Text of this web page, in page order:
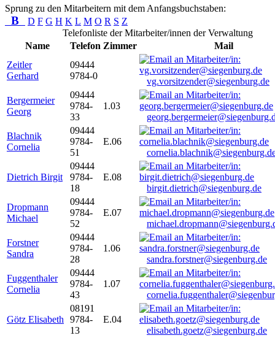
Sprung zu den Mitarbeitern mit dem Anfangsbuchstaben:
B D F G H K L M O R S Z
Telefonliste der Mitarbeiter/innen der Verwaltung
Name
Telefon Zimmer
Mail
Zeitler
Gerhard
09444
9784-0
vg.vorsitzender@siegenburg.de
Bergermeier
Georg
09444
9784-
33
1.03
Blachnik
Cornelia
09444
9784-
51
E.06
Dietrich Birgit
09444
9784-
18
E.08
birgit.dietrich@siegenburg.de
Dropmann
Michael
09444
9784-
52
E.07
Forstner
Sandra
09444
9784-
28
1.06
sandra.forstner@siegenburg.de
Fuggenthaler
Cornelia
09444
9784-
43
1.07
Götz Elisabeth
08191
9784-
13
E.04
elisabeth.goetz@siegenburg.de